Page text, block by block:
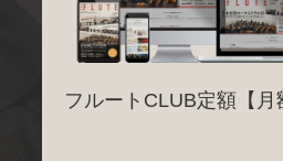
フルートCLUB定額【月